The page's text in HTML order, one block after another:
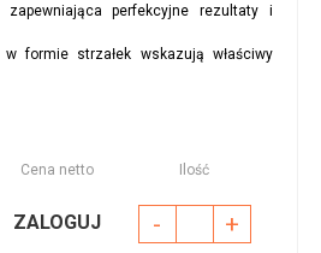
zapewniająca perfekcyjne rezultaty i
formie strzałek wskazują właściwy
Cena netto Ilość
ZALOGUJ - +